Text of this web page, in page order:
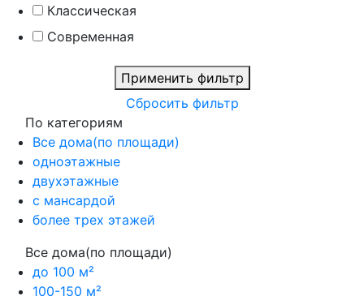
Классическая
Современная
Применить фильтр
Сбросить фильтр
По категориям
Все дома(по площади)
одноэтажные
двухэтажные
с мансардой
более трех этажей
Все дома(по площади)
до 100 м²
100-150 м²